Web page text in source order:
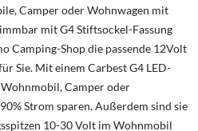
Camper oder Wohnwagen mit
mit G4 Stiftsockel-Fassung
Camping-Shop die passende 12Volt
Sie. Mit einem Carbest G4 LED-
Camper oder
Strom sparen. Außerdem sind sie
10-30 Volt im Wohnmobil